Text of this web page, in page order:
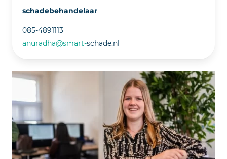
schadebehandelaar
085-4891113
anuradha@smart-schade.nl